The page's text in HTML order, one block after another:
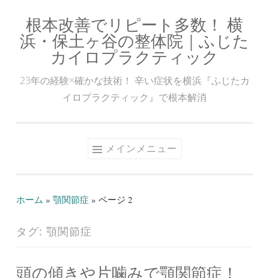
ン
根本改善でリピート多数！ 横
浜・保土ヶ谷の整体院｜ふじた
カイロプラクティック
23年の経験×確かな技術！ 辛い症状を横浜『ふじたカ
イロプラクティック』で根本解消
メインメニュー
ホーム » 顎関節症 » ページ 2
タグ: 顎関節症
頭の傾きや片噛みで顎関節症！